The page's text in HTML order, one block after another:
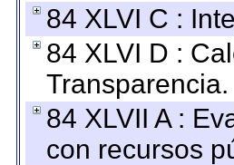
84 XLVI C :
84 XLVI D :
Transparencia.
84 XLVII A :
con recursos